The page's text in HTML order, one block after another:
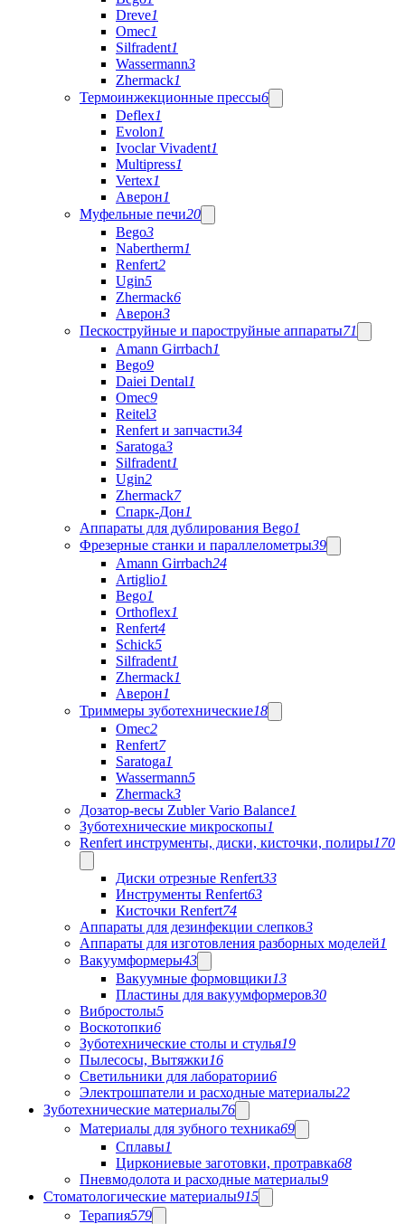
Dreve1
Omec1
Silfradent1
Wassermann3
Zhermack1
Термоинжекционные прессы6
Deflex1
Evolon1
Ivoclar Vivadent1
Multipress1
Vertex1
Аверон1
Муфельные печи20
Bego3
Nabertherm1
Renfert2
Ugin5
Zhermack6
Аверон3
Пескоструйные и пароструйные аппараты71
Amann Girrbach1
Bego9
Daiei Dental1
Omec9
Reitel3
Renfert и запчасти34
Saratoga3
Silfradent1
Ugin2
Zhermack7
Спарк-Дон1
Аппараты для дублирования Bego1
Фрезерные станки и параллелометры39
Amann Girrbach24
Artiglio1
Bego1
Orthoflex1
Renfert4
Schick5
Silfradent1
Zhermack1
Аверон1
Триммеры зуботехнические18
Omec2
Renfert7
Saratoga1
Wassermann5
Zhermack3
Дозатор-весы Zubler Vario Balance1
Зуботехнические микроскопы1
Renfert инструменты, диски, кисточки, полиры170
Диски отрезные Renfert33
Инструменты Renfert63
Кисточки Renfert74
Аппараты для дезинфекции слепков3
Аппараты для изготовления разборных моделей1
Вакуумформеры43
Вакуумные формовщики13
Пластины для вакуумформеров30
Вибростолы5
Воскотопки6
Зуботехнические столы и стулья19
Пылесосы, Вытяжки16
Светильники для лаборатории6
Электрошпатели и расходные материалы22
Зуботехнические материалы76
Материалы для зубного техника69
Сплавы1
Циркониевые заготовки, протравка68
Пневмодолота и расходные материалы9
Стоматологические материалы915
Терапия579